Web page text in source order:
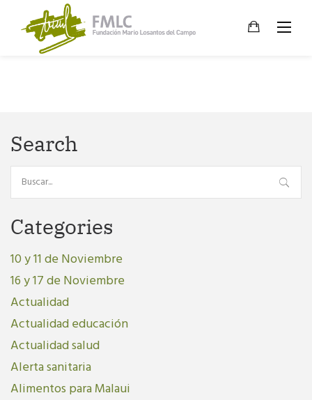
content
Search
for:
Categories
10 y 11 de Noviembre
16 y 17 de Noviembre
Actualidad
Actualidad educación
Actualidad salud
Alerta sanitaria
Alimentos para Malaui